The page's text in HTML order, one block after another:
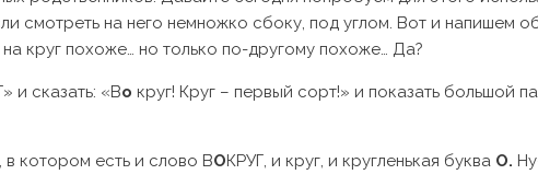
смотреть на него немножко сбоку, под углом. Вот и напишем
круг похоже… но только по-другому похоже… Да?
и сказать: «Во круг! Круг – первый сорт!» и показать большой
котором есть и слово ВОКРУГ, и круг, и кругленькая буква О.